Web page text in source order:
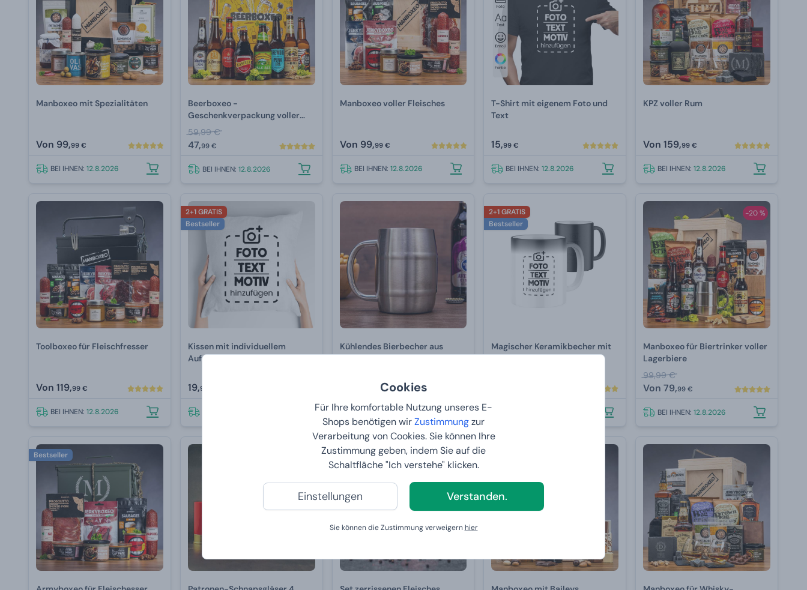
Cookies
Für Ihre komfortable Nutzung unseres E-
Shops benötigen wirZustimmungzur
Verarbeitung von Cookies. Sie können Ihre
Zustimmung geben, indem Sie auf die
Schaltfläche "Ich verstehe" klicken.
Einstellungen Verstanden.
Sie können die Zustimmung verweigernhier
Manboxeo mit Spezialitäten
Von 99,99 €
BEI IHNEN: 12.8.2026
Beerboxeo -
Geschenkverpackung voller
Bierspezialitäten
59,99 €
47,99 €
BEI IHNEN: 12.8.2026
Manboxeo voller Fleisches
Von 99,99 €
BEI IHNEN: 12.8.2026
T-Shirt mit eigenem Foto und
Text
15,99 €
BEI IHNEN:12.8.2026
KPZ voller Rum
Von159,99 €
BEI IHNEN:12.8.2026
Toolboxeo für Fleischfresser
Von 119,99 €
BEI IHNEN: 12.8.2026
2+1 GRATIS
Bestseller
Kissen mit individuellem
Aufdruck
19,99 €
Kühlendes Bierbecher aus
Edelstahl
BEI IHNEN:12.8.2026
2+1 GRATIS
Bestseller
Magischer Keramikbecher mit
individuellem Aufdruck
-20 %
Manboxeo für Biertrinker voller
Lagerbiere
99,99 €
Von79,99 €
BEI IHNEN:12.8.2026
Bestseller -10 %